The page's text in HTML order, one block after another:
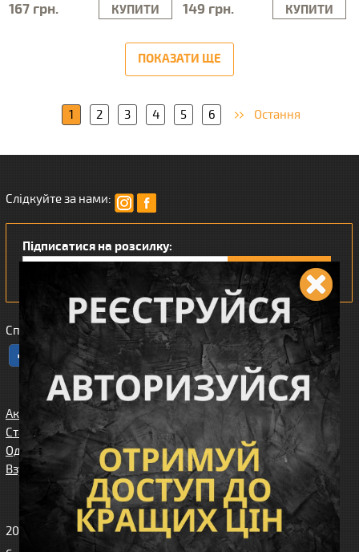
167 грн. КУПИТИ 149 грн. КУПИТИ
ПОКАЗАТИ ЩЕ
1 2 3 4 5 6 Остання
Слідкуйте за нами:
Підписатися на розсилку:
Сподобався наш інтернет магазин?
Акції
Статті/огляди
Одяг
Взуття
Спорядження
Збройові
аксесуари
Доставка та
оплата
Клієнтам
Про нас
Карта сайта
Угода
користувача
2010-2026 Вікінг. Всі права захищені.